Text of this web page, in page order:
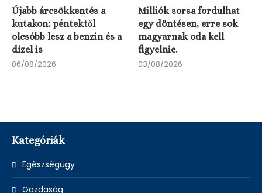
Újabb árcsökkentés a
kutakon: péntektől
olcsóbb lesz a benzin és a
dízel is
06/08/2026
Milliók sorsa fordulhat
egy döntésen, erre sok
magyarnak oda kell
figyelnie.
03/08/2026
Kategóriák
Egészségügy
Gazdaság